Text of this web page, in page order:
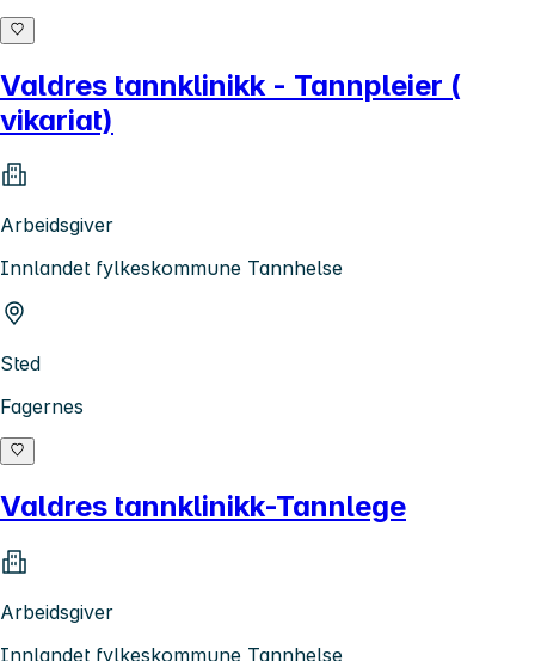
Valdres tannklinikk - Tannpleier (
vikariat)
Arbeidsgiver
Innlandet fylkeskommune Tannhelse
Sted
Fagernes
Valdres tannklinikk-Tannlege
Arbeidsgiver
Innlandet fylkeskommune Tannhelse